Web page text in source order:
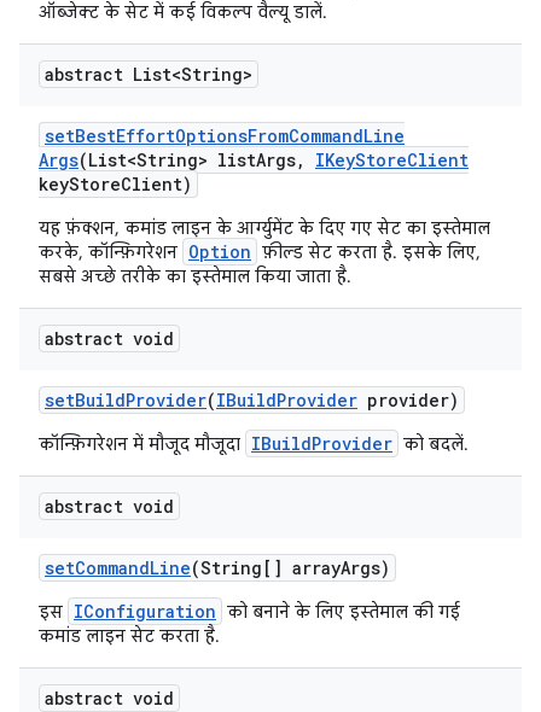
ऑब्जेक्ट के सेट में कई विकल्प वैल्यू डालें.
abstract List<String>
setBestEffortOptionsFromCommandLine
Args(List<String> listArgs, IKeyStoreClient
keyStoreClient)
यह फ़ंक्शन, कमांड लाइन के आर्ग्युमेंट के दिए गए सेट का इस्तेमाल
करके, कॉन्फ़िगरेशन Option फ़ील्ड सेट करता है. इसके लिए,
सबसे अच्छे तरीके का इस्तेमाल किया जाता है.
abstract void
setBuildProvider(IBuildProvider provider)
कॉन्फ़िगरेशन में मौजूद मौजूदा IBuildProvider को बदलें.
abstract void
setCommandLine(String[] arrayArgs)
इस IConfiguration को बनाने के लिए इस्तेमाल की गई
कमांड लाइन सेट करता है.
abstract void